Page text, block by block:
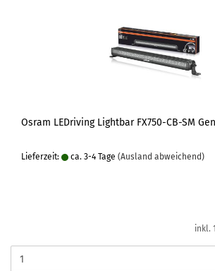
Osram LEDriving Lightbar FX750-CB-SM
Lieferzeit: ca. 3-4 Tage (Ausland abweichend)
inkl.